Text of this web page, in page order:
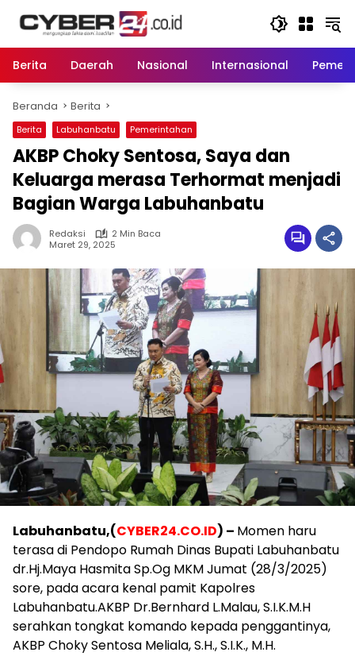
Berita
Daerah Nasional Internasional
Beranda Berita
Berita Labuhanbatu Pemerintahan
AKBP Choky Sentosa, Saya dan
Keluarga merasa Terhormat menjadi
Bagian Warga Labuhanbatu
Redaksi
2 Min Baca
Maret 29, 2025
Labuhanbatu,(CYBER24.CO.ID) – Momen haru
terasa di Pendopo Rumah Dinas Bupati Labuhanbatu
dr.Hj.Maya Hasmita Sp.Og MKM Jumat (28/3/2025)
sore, pada acara kenal pamit Kapolres
Labuhanbatu.AKBP Dr.Bernhard L.Malau, S.I.K.M.H
serahkan tongkat komando kepada penggantinya,
AKBP Choky Sentosa Meliala, S.H., S.I.K., M.H.